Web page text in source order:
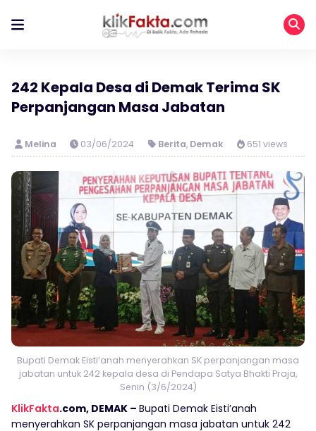
242 Kepala Desa di Demak Terima SK
Perpanjangan Masa Jabatan
Melina 03/06/2024 Berita, Demak 651 views
Bupati Demak Eisti’anah menyerahkan SK perpanjangan masa
jabatan untuk 242 kepala desa di Pendapa Satya Bhakti Praja,
Senin (3/6/2024)
KlikFakta.com, DEMAK – Bupati Demak Eisti’anah
menyerahkan SK perpanjangan masa jabatan untuk 242